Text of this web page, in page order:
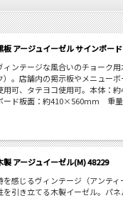
板 アージュイーゼル サインボー
ィンテージな風合いのチョーク
）。店舗内の掲示板やメニュー
用可、タテヨコ使用可。本体
ード板面：約410×560mm 重
製 アージュイーゼル(M) 48229
を感じるヴィンテージ（アンテ
を引き立てる木製イーゼル。パ